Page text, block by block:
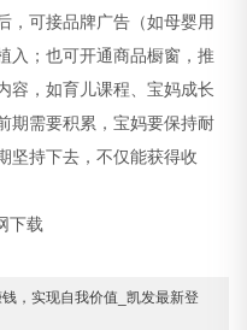
，可接品牌广告（如母婴用
入；也可开通商品橱窗，推
容，如育儿课程、宝妈成长
期需要积累，宝妈要保持耐
坚持下去，不仅能获得收
下载
，实现自我价值_凯发最新登